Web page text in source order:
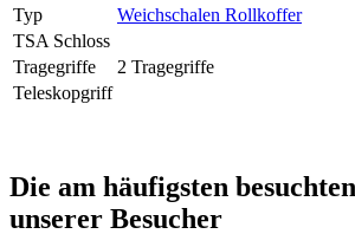
Typ
Weichschalen Rollkoffer
TSA Schloss
Tragegriffe
2 Tragegriffe
Teleskopgriff
Die am häufigsten
unserer Besucher